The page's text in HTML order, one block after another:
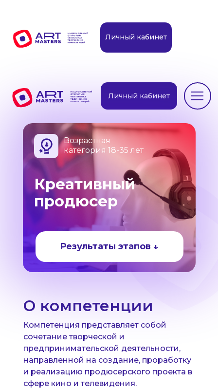
Личный кабинет
Креативный
продюсер
Возрастная
категория 18-35 лет
Результаты этапов ↓
О компетенции
Компетенция представляет собой
сочетание творческой и
предпринимательской деятельности,
направленной на создание, проработку
и реализацию продюсерского проекта в
сфере кино и телевидения.